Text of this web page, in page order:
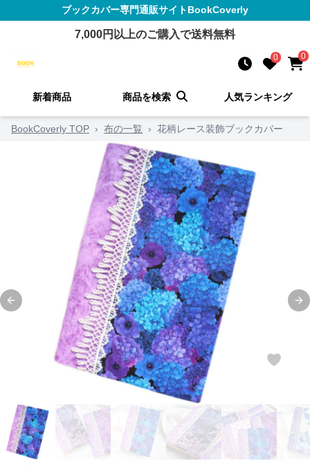
ブックカバー専門通販サイトBookCoverly
7,000円以上のご購入で送料無料
0 0
新着商品 商品を検索 人気ランキング
BookCoverly TOP › 布の一覧 › 花柄レース装飾ブックカバー
Previous slide